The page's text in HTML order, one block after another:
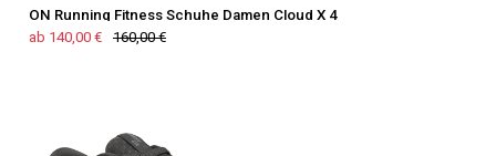
ON Running Fitness Schuhe Damen Cloud X 4
ab 140,00 €
160,00 €